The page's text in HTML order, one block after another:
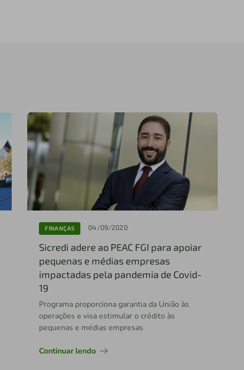
FINANÇAS 04/09/2020
Sicredi adere ao PEAC FGI para apoiar
pequenas e médias empresas
impactadas pela pandemia de Covid-
19
Programa proporciona garantia da União às
operações e visa estimular o crédito às
pequenas e médias empresas
Continuar lendo